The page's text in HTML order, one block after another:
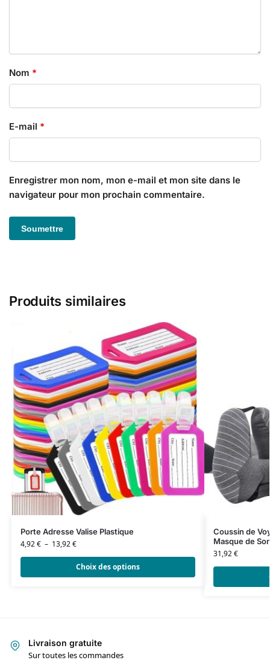
Nom *
E-mail *
Enregistrer mon nom, mon e-mail et mon site dans le
navigateur pour mon prochain commentaire.
Produits similaires
Porte Adresse Valise Plastique
4,92€ – 13,92€
Choix des options
Coussin de
Masque de
31,92€
Livraison gratuite
Sur toutes les commandes